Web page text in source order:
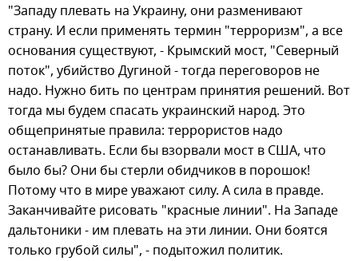
"Западу плевать на Украину, они разменивают
страну. И если применять термин "терроризм", а все
основания существуют, - Крымский мост, "Северный
поток", убийство Дугиной - тогда переговоров не
надо. Нужно бить по центрам принятия решений. Вот
тогда мы будем спасать украинский народ. Это
общепринятые правила: террористов надо
останавливать. Если бы взорвали мост в США, что
было бы? Они бы стерли обидчиков в порошок!
Потому что в мире уважают силу. А сила в правде.
Заканчивайте рисовать "красные линии". На Западе
дальтоники - им плевать на эти линии. Они боятся
только грубой силы", - подытожил политик.